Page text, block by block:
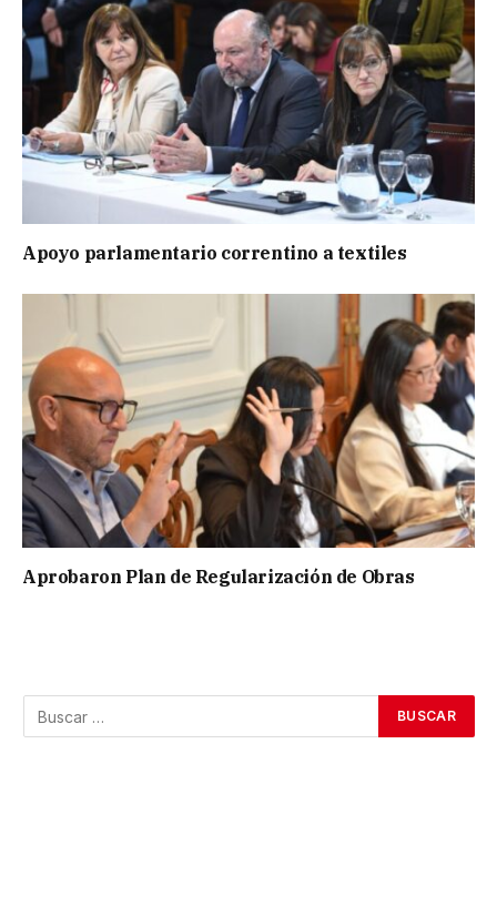
Apoyo parlamentario correntino a textiles
Aprobaron Plan de Regularización de Obras